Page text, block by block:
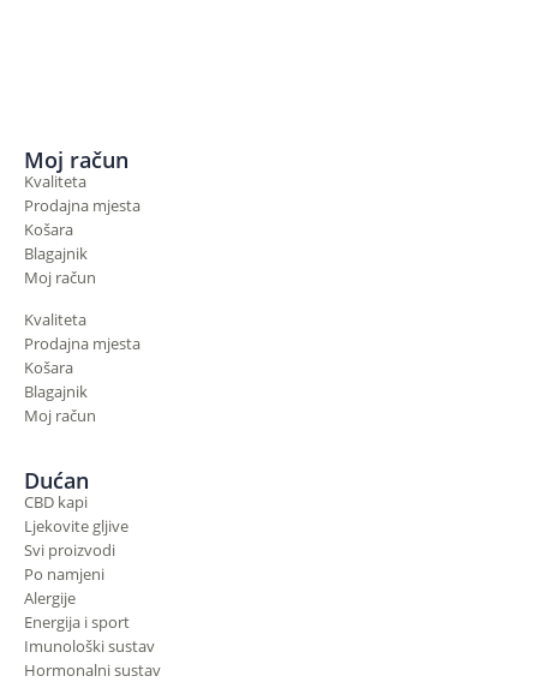
Moj račun
Kvaliteta
Prodajna mjesta
Košara
Blagajnik
Moj račun
Kvaliteta
Prodajna mjesta
Košara
Blagajnik
Moj račun
Dućan
CBD kapi
Ljekovite gljive
Svi proizvodi
Po namjeni
Alergije
Energija i sport
Imunološki sustav
Hormonalni sustav